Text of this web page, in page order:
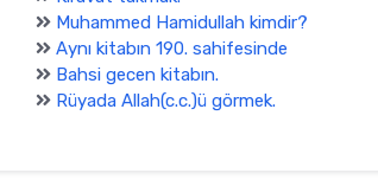
Muhammed Hamidullah kimdir?
Aynı kitabın 190. sahifesinde
Bahsi gecen kitabın.
Rüyada Allah(c.c.)ü görmek.